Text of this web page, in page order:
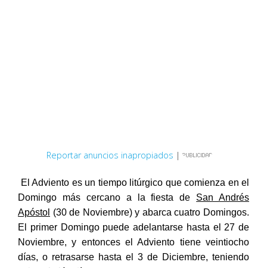
Reportar anuncios inapropiados |
El Adviento es un tiempo litúrgico que comienza en el
Domingo más cercano a la fiesta de San Andrés
Apóstol (30 de Noviembre) y abarca cuatro Domingos.
El primer Domingo puede adelantarse hasta el 27 de
Noviembre, y entonces el Adviento tiene veintiocho
días, o retrasarse hasta el 3 de Diciembre, teniendo